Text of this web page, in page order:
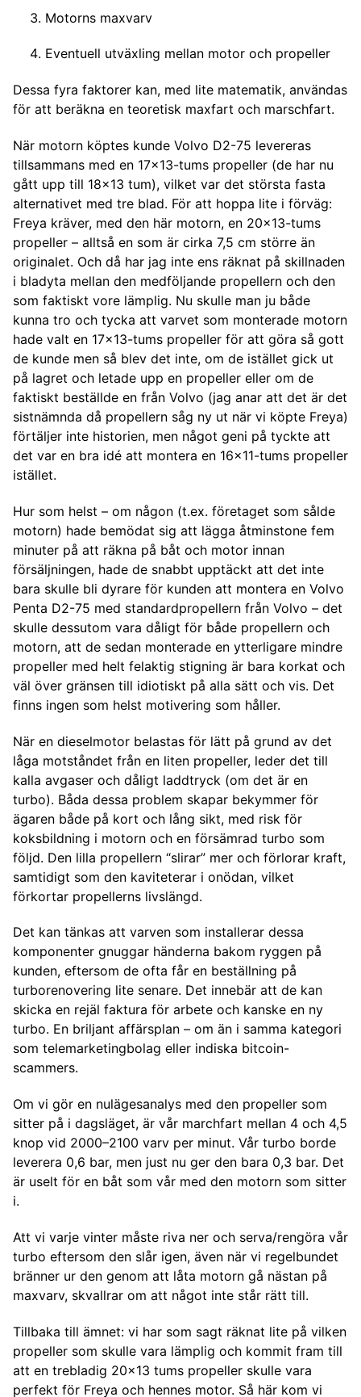
Motorns maxvarv
Eventuell utväxling mellan motor och propeller
Dessa fyra faktorer kan, med lite matematik, användas
för att beräkna en teoretisk maxfart och marschfart.
När motorn köptes kunde Volvo D2-75 levereras
tillsammans med en 17x13-tums propeller (de har nu
gått upp till 18x13 tum), vilket var det största fasta
alternativet med tre blad. För att hoppa lite i förväg:
Freya kräver, med den här motorn, en 20x13-tums
propeller – alltså en som är cirka 7,5 cm större än
originalet. Och då har jag inte ens räknat på skillnaden
i bladyta mellan den medföljande propellern och den
som faktiskt vore lämplig. Nu skulle man ju både
kunna tro och tycka att varvet som monterade motorn
hade valt en 17x13-tums propeller för att göra så gott
de kunde men så blev det inte, om de istället gick ut
på lagret och letade upp en propeller eller om de
faktiskt beställde en från Volvo (jag anar att det är det
sistnämnda då propellern såg ny ut när vi köpte Freya)
förtäljer inte historien, men något geni på tyckte att
det var en bra idé att montera en 16x11-tums propeller
istället.
Hur som helst – om någon (t.ex. företaget som sålde
motorn) hade bemödat sig att lägga åtminstone fem
minuter på att räkna på båt och motor innan
försäljningen, hade de snabbt upptäckt att det inte
bara skulle bli dyrare för kunden att montera en Volvo
Penta D2-75 med standardpropellern från Volvo – det
skulle dessutom vara dåligt för både propellern och
motorn, att de sedan monterade en ytterligare mindre
propeller med helt felaktig stigning är bara korkat och
väl över gränsen till idiotiskt på alla sätt och vis. Det
finns ingen som helst motivering som håller.
När en dieselmotor belastas för lätt på grund av det
låga motståndet från en liten propeller, leder det till
kalla avgaser och dåligt laddtryck (om det är en
turbo). Båda dessa problem skapar bekymmer för
ägaren både på kort och lång sikt, med risk för
koksbildning i motorn och en försämrad turbo som
följd. Den lilla propellern “slirar” mer och förlorar kraft,
samtidigt som den kaviteterar i onödan, vilket
förkortar propellerns livslängd.
Det kan tänkas att varven som installerar dessa
komponenter gnuggar händerna bakom ryggen på
kunden, eftersom de ofta får en beställning på
turborenovering lite senare. Det innebär att de kan
skicka en rejäl faktura för arbete och kanske en ny
turbo. En briljant affärsplan – om än i samma kategori
som telemarketingbolag eller indiska bitcoin-
scammers.
Om vi gör en nulägesanalys med den propeller som
sitter på i dagsläget, är vår marchfart mellan 4 och 4,5
knop vid 2000–2100 varv per minut. Vår turbo borde
leverera 0,6 bar, men just nu ger den bara 0,3 bar. Det
är uselt för en båt som vår med den motorn som sitter
i.
Att vi varje vinter måste riva ner och serva/rengöra vår
turbo eftersom den slår igen, även när vi regelbundet
bränner ur den genom att låta motorn gå nästan på
maxvarv, skvallrar om att något inte står rätt till.
Tillbaka till ämnet: vi har som sagt räknat lite på vilken
propeller som skulle vara lämplig och kommit fram till
att en trebladig 20x13 tums propeller skulle vara
perfekt för Freya och hennes motor. Så här kom vi